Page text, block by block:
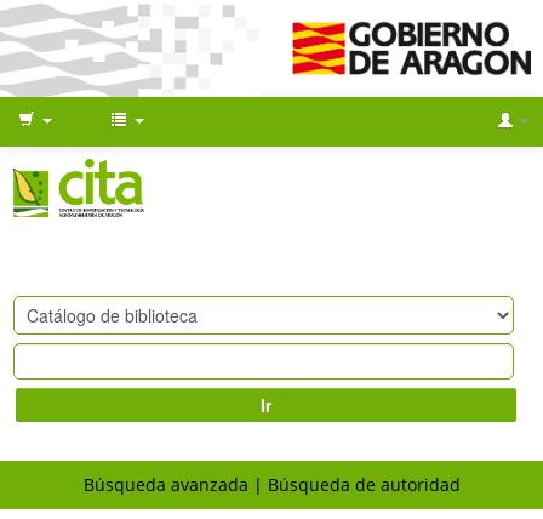
Ir
Búsqueda avanzada Búsqueda de autoridad